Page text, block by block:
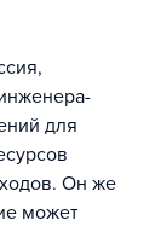
для
Он же
может